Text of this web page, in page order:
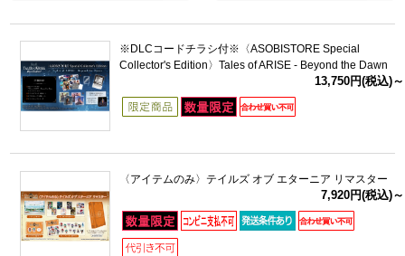
※DLCコードチラシ付※〈ASOBISTORE Special
Collector's Edition〉Tales of ARISE - Beyond the Dawn
13,750円(税込)～
〈アイテムのみ〉テイルズ オブ エターニア リマスター
7,920円(税込)～